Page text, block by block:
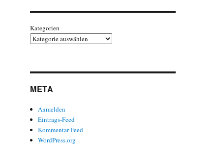
Kategorien
META
Anmelden
Eintrags-Feed
Kommentar-Feed
WordPress.org